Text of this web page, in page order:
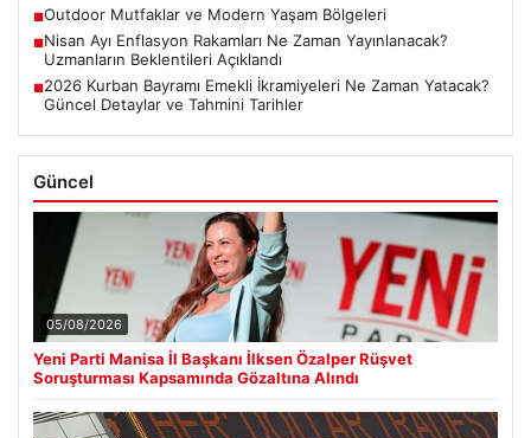
■Outdoor Mutfaklar ve Modern Yaşam Bölgeleri
■Nisan Ayı Enflasyon Rakamları Ne Zaman Yayınlanacak?
Uzmanların Beklentileri Açıklandı
■2026 Kurban Bayramı Emekli İkramiyeleri Ne Zaman Yatacak?
Güncel Detaylar ve Tahmini Tarihler
Güncel
05/08/2026
Yeni Parti Manisa İl Başkanı İlksen Özalper Rüşvet
Soruşturması Kapsamında Gözaltına Alındı